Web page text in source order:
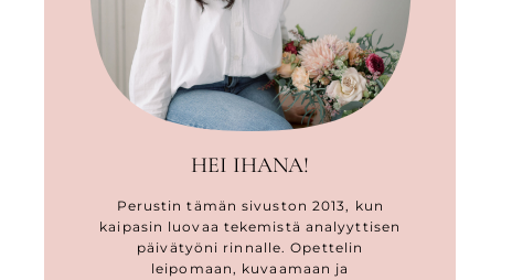
HEI IHANA!
Perustin tämän sivuston 2013, kun
kaipasin luovaa tekemistä analyyttisen
päivätyöni rinnalle. Opettelin
leipomaan, kuvaamaan ja